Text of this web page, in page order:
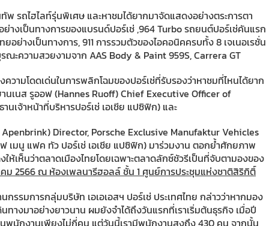
พ รถไฮไลท์รุ่นพิเศษ และหาชมได้ยากมาจัดแสดงอย่างตระการตา
างเป็นทางการของแบรนด์ปอร์เช่ ,964 Turbo รถยนต์ปอร์เช่คันแรก
ทยอย่างเป็นทางการ, 911 การรวมตัวของไอคอนิคครบทั้ง 8 เจเนอเรชั่น
ณะความสวยงามจาก AAS Body & Paint 959S, Carrera GT
วามโดดเด่นในการพลิกโฉมของปอร์เช่ที่รับรองว่าหาชมที่ไหนได้ยาก
นเนส รูออฟ (Hannes Ruoff) Chief Executive Officer of
นเจ้าหน้าที่บริหารปอร์เช่ เอเชีย แปซิฟิก) และ
Director, Porsche Exclusive Manufaktur Vehicles
เมนู แฟค ทัว ปอร์เช่ เอเชีย แปซิฟิก) มาร่วมงาน ตอกย้ำศักยภาพ
ให้เห็นว่าตลาดเมืองไทยโดยเฉพาะตลาดลักซ์ชัวรีเป็นที่จับตามองของ
ม 2566ณ ห้องเพลนารีฮอลล์ ชั้น 1 ศูนย์การประชุมแห่งชาติสิริกิติ์
รรมการกลุ่มบริษัท เอเอเอสฯ ปอร์เช่ ประเทศไทย กล่าวว่าหากมอง
ทางมาอย่างยาวนาน ผมยังจำได้ถึงวันแรกที่เราเริ่มต้นธุรกิจ เมื่อปี
นพนักงานเพียงไม่กี่คน แต่วันนี้เรามีพนักงานสูงถึง 430 คน จากนั้น